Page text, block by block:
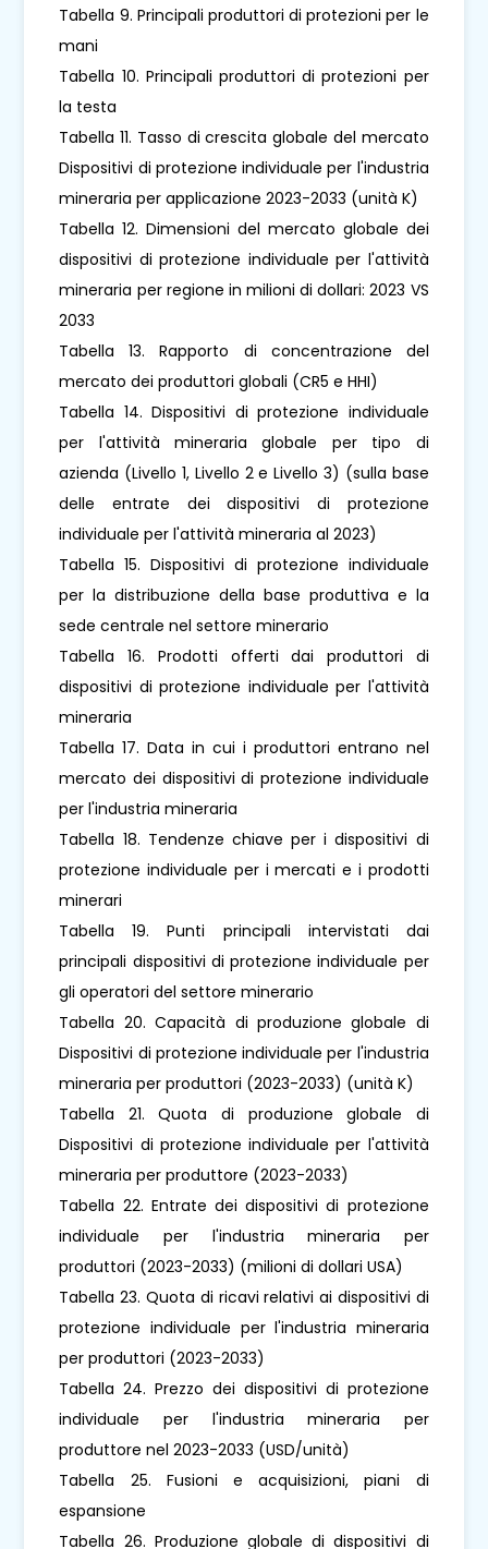
Tabella 9. Principali produttori di protezioni per le
mani
Tabella 10. Principali produttori di protezioni per
la testa
Tabella 11. Tasso di crescita globale del mercato
Dispositivi di protezione individuale per l'industria
mineraria per applicazione 2023-2033 (unità K)
Tabella 12. Dimensioni del mercato globale dei
dispositivi di protezione individuale per l'attività
mineraria per regione in milioni di dollari: 2023 VS
2033
Tabella 13. Rapporto di concentrazione del
mercato dei produttori globali (CR5 e HHI)
Tabella 14. Dispositivi di protezione individuale
per l'attività mineraria globale per tipo di
azienda (Livello 1, Livello 2 e Livello 3) (sulla base
delle entrate dei dispositivi di protezione
individuale per l'attività mineraria al 2023)
Tabella 15. Dispositivi di protezione individuale
per la distribuzione della base produttiva e la
sede centrale nel settore minerario
Tabella 16. Prodotti offerti dai produttori di
dispositivi di protezione individuale per l'attività
mineraria
Tabella 17. Data in cui i produttori entrano nel
mercato dei dispositivi di protezione individuale
per l'industria mineraria
Tabella 18. Tendenze chiave per i dispositivi di
protezione individuale per i mercati e i prodotti
minerari
Tabella 19. Punti principali intervistati dai
principali dispositivi di protezione individuale per
gli operatori del settore minerario
Tabella 20. Capacità di produzione globale di
Dispositivi di protezione individuale per l'industria
mineraria per produttori (2023-2033) (unità K)
Tabella 21. Quota di produzione globale di
Dispositivi di protezione individuale per l'attività
mineraria per produttore (2023-2033)
Tabella 22. Entrate dei dispositivi di protezione
individuale per l'industria mineraria per
produttori (2023-2033) (milioni di dollari USA)
Tabella 23. Quota di ricavi relativi ai dispositivi di
protezione individuale per l'industria mineraria
per produttori (2023-2033)
Tabella 24. Prezzo dei dispositivi di protezione
individuale per l'industria mineraria per
produttore nel 2023-2033 (USD/unità)
Tabella 25. Fusioni e acquisizioni, piani di
espansione
Tabella 26. Produzione globale di dispositivi di